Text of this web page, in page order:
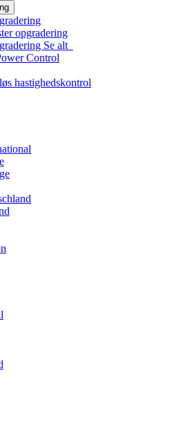
opgradering
Se alt
Control
hastighedskontrol